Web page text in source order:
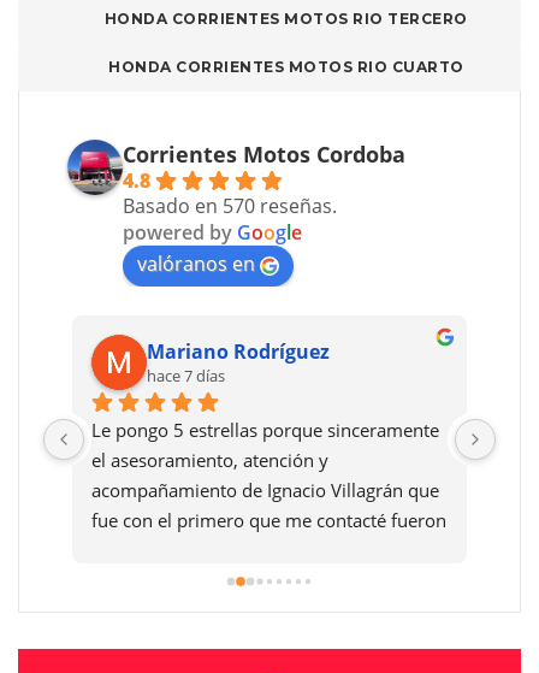
HONDA CORRIENTES MOTOS RIO TERCERO
HONDA CORRIENTES MOTOS RIO CUARTO
Corrientes Motos Cordoba
4.8
Basado en 570 reseñas.
powered by Google
valóranos en
Mariano Rodríguez
hace 7 días
Le pongo 5 estrellas porque sinceramente
el asesoramiento, atención y
acompañamiento de Ignacio Villagrán que
fue con el primero que me contacté fueron
sucursal de villa María muy buena y la
Moto una máquina mi sueño así que el